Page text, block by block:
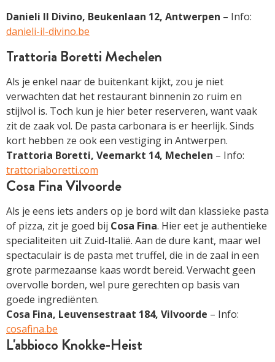
Danieli Il Divino, Beukenlaan 12, Antwerpen – Info:
danieli-il-divino.be
Trattoria Boretti Mechelen
Als je enkel naar de buitenkant kijkt, zou je niet
verwachten dat het restaurant binnenin zo ruim en
stijlvol is. Toch kun je hier beter reserveren, want vaak
zit de zaak vol. De pasta carbonara is er heerlijk. Sinds
kort hebben ze ook een vestiging in Antwerpen.
Trattoria Boretti, Veemarkt 14, Mechelen – Info:
trattoriaboretti.com
Cosa Fina Vilvoorde
Als je eens iets anders op je bord wilt dan klassieke pasta
of pizza, zit je goed bij Cosa Fina. Hier eet je authentieke
specialiteiten uit Zuid-Italië. Aan de dure kant, maar wel
spectaculair is de pasta met truffel, die in de zaal in een
grote parmezaanse kaas wordt bereid. Verwacht geen
overvolle borden, wel pure gerechten op basis van
goede ingrediënten.
Cosa Fina, Leuvensestraat 184, Vilvoorde – Info:
cosafina.be
L'abbioco Knokke-Heist